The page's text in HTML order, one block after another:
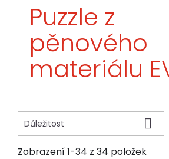
Puzzle z
pěnového
materiálu
Důležitost 
Zobrazení 1-34 z 34 položek